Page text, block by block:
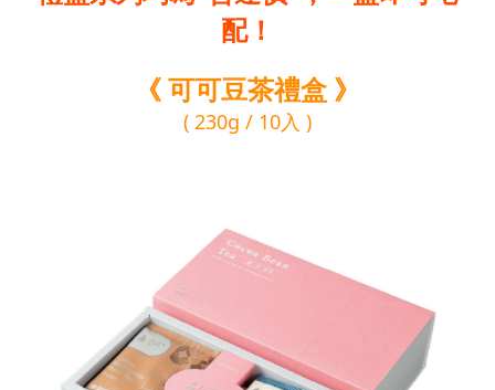
配！
《 可可豆茶禮盒 》
( 230g / 10入 )